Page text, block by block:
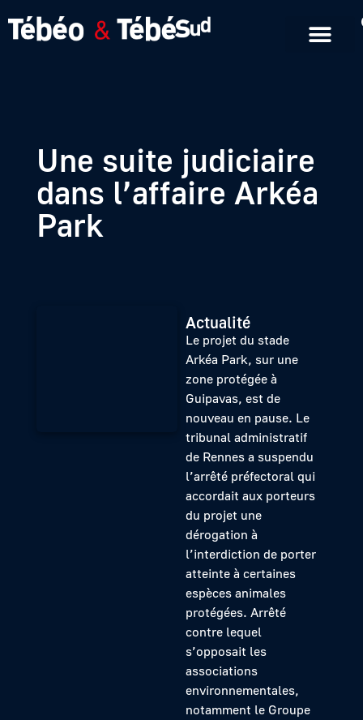
Une suite judiciaire
dans l’affaire Arkéa
Park
Actualité
Le projet du stade
Arkéa Park, sur une
zone protégée à
Guipavas, est de
nouveau en pause. Le
tribunal administratif
de Rennes a suspendu
l’arrêté préfectoral qui
accordait aux porteurs
du projet une
dérogation à
l’interdiction de porter
atteinte à certaines
espèces animales
protégées. Arrêté
contre lequel
s’opposait les
associations
environnementales,
notamment le Groupe